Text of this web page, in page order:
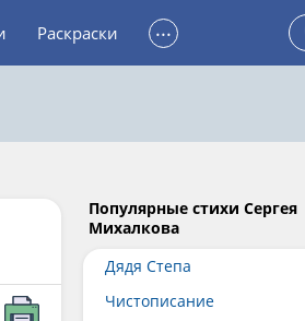
Раскраски ...
Популярные стихи Сергея
Михалкова
Дядя Степа
Чистописание